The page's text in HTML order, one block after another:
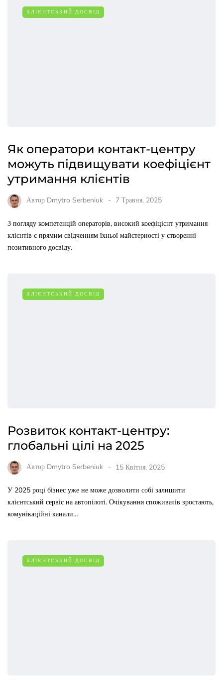
КЛІЄНТСЬКИЙ ДОСВІД
Як оператори контакт-центру
можуть підвищувати коефіцієнт
утримання клієнтів
Автор Dmytro Serbeniuk 7 Травня, 2025
З погляду компетенцій операторів, високий коефіцієнт утримання
клієнтів є прямим свідченням їхньої майстерності у створенні
позитивного досвіду.
КЛІЄНТСЬКИЙ ДОСВІД
Розвиток контакт-центру:
глобальні цілі на 2025
Автор Dmytro Serbeniuk 15 Квітня, 2025
У 2025 році бізнес уже не може дозволити собі залишити
клієнтський сервіс на автопілоті. Очікування споживачів зростають,
комунікаційні канали…
КЛІЄНТСЬКИЙ ДОСВІД